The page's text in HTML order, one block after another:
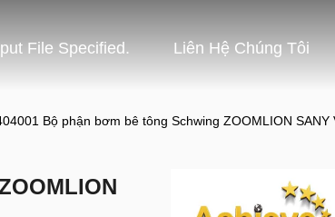
File Specified. Liên Hệ Chúng Tôi
Bộ phận bơm bê tông Schwing ZOOMLION SANY